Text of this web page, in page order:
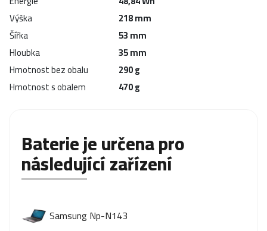
Výška
218 mm
Šířka
53 mm
Hloubka
35 mm
Hmotnost bez obalu
290 g
Hmotnost s obalem
470 g
Baterie je určena pro
následující zařízení
Samsung Np-N143